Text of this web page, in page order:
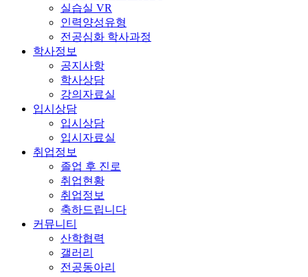
실습실 VR
인력양성유형
전공심화 학사과정
학사정보
공지사항
학사상담
강의자료실
입시상담
입시상담
입시자료실
취업정보
졸업 후 진로
취업현황
취업정보
축하드립니다
커뮤니티
산학협력
갤러리
전공동아리